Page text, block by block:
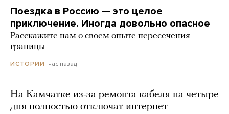
Поездка в Россию — это целое
приключение. Иногда довольно опасное
Расскажите нам о своем опыте пересечения
границы
ИСТОРИИ час назад
На Камчатке из-за ремонта кабеля на четыре
дня полностью отключат интернет